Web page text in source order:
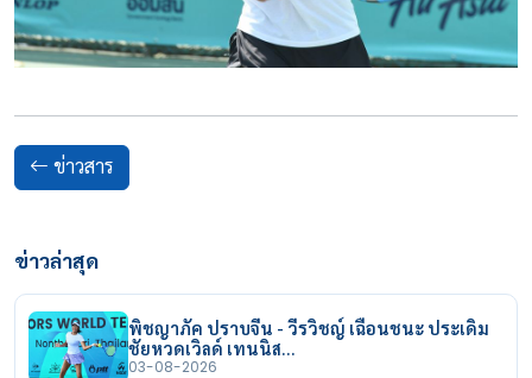
ข่าวสาร
ข่าวล่าสุด
พิชญาภัค ปราบจีน - วีรวิชญ์ เฉือนชนะ ประเดิม
ชัยหวดเวิลด์ เทนนิส…
03-08-2026